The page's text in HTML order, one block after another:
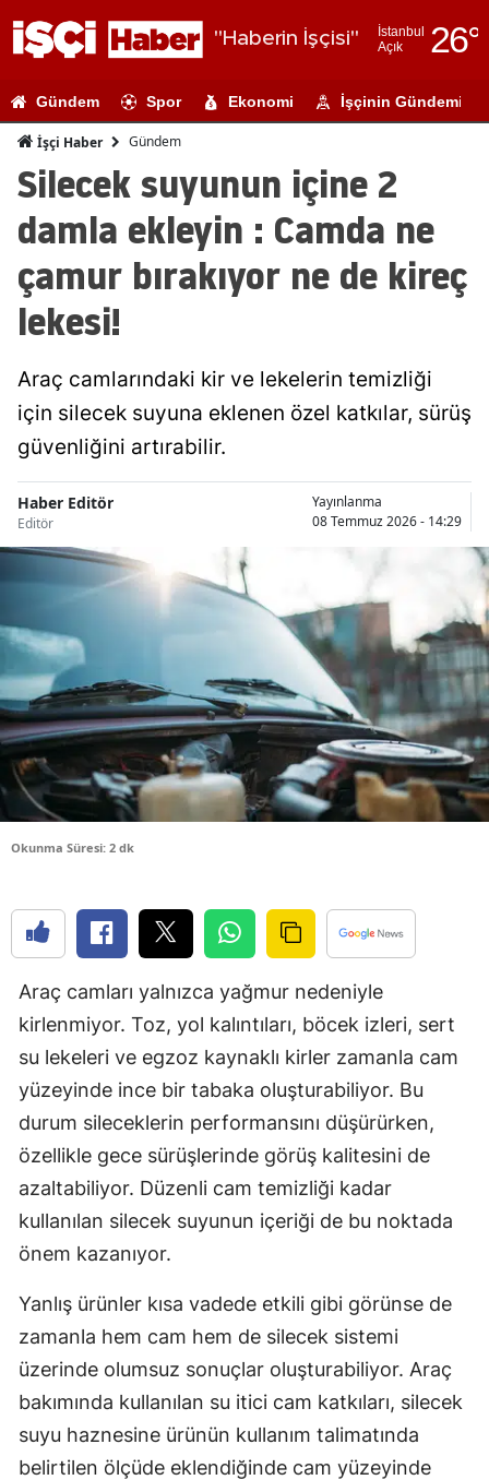
"Haberin İşçisi"
İstanbul
Açık
26°
Adıyaman
Amasya
Ankara
Artvin
Aydın
Bilecik
Bolu
Burdur
Bursa
Çanakkale
Çankırı
Denizli
Diyarbakır
Elazığ
Erzincan
Erzurum
Gaziantep
Gümüşhane
Hakkari
Hatay
Gündem Spor Ekonomi İşçinin Gündemi
İşçi Haber Gündem
Silecek suyunun içine 2
damla ekleyin : Camda ne
çamur bırakıyor ne de kireç
lekesi!
Araç camlarındaki kir ve lekelerin temizliği
için silecek suyuna eklenen özel katkılar, sürüş
güvenliğini artırabilir.
Haber Editör
Editör
Yayınlanma
08 Temmuz 2026 - 14:29
Okunma Süresi: 2 dk
Araç camları yalnızca yağmur nedeniyle
kirlenmiyor. Toz, yol kalıntıları, böcek izleri, sert
su lekeleri ve egzoz kaynaklı kirler zamanla cam
yüzeyinde ince bir tabaka oluşturabiliyor. Bu
durum sileceklerin performansını düşürürken,
özellikle gece sürüşlerinde görüş kalitesini de
azaltabiliyor. Düzenli cam temizliği kadar
kullanılan silecek suyunun içeriği de bu noktada
önem kazanıyor.
Yanlış ürünler kısa vadede etkili gibi görünse de
zamanla hem cam hem de silecek sistemi
üzerinde olumsuz sonuçlar oluşturabiliyor. Araç
bakımında kullanılan su itici cam katkıları, silecek
suyu haznesine ürünün kullanım talimatında
belirtilen ölçüde eklendiğinde cam yüzeyinde